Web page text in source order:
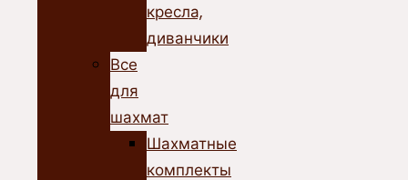
кресла,
диванчики
Все
для
шахмат
Шахматные
комплекты